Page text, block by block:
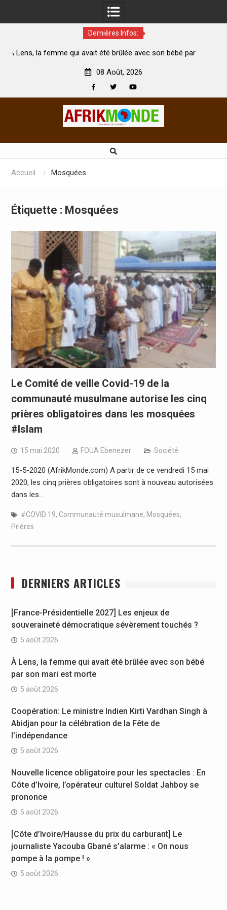
Dernières Infos:
avait été brûlée avec son bébé par
Coopération: Le ministre
08 Août, 2026
Accueil Mosquées
Étiquette : Mosquées
Le Comité de veille Covid-19 de la
communauté musulmane autorise les cinq
prières obligatoires dans les mosquées
#Islam
15 mai 2020 FOUA Ebenezer Société
15-5-2020 (AfrikMonde.com) A partir de ce vendredi 15 mai
2020, les cinq prières obligatoires sont à nouveau autorisées
dans les…
#COVID 19, Communauté musulmane, Mosquées,
Prières
DERNIERS ARTICLES
[France-Présidentielle 2027] Les enjeux de
souveraineté démocratique sévèrement touchés ?
5 août 2026
À Lens, la femme qui avait été brûlée avec son bébé
par son mari est morte
5 août 2026
Coopération: Le ministre Indien Kirti Vardhan Singh à
Abidjan pour la célébration de la Fête de
l’indépendance
5 août 2026
Nouvelle licence obligatoire pour les spectacles : En
Côte d’Ivoire, l’opérateur culturel Soldat Jahboy se
prononce
5 août 2026
[Côte d’Ivoire/Hausse du prix du carburant] Le
journaliste Yacouba Gbané s’alarme : « On nous
pompe à la pompe ! »
5 août 2026